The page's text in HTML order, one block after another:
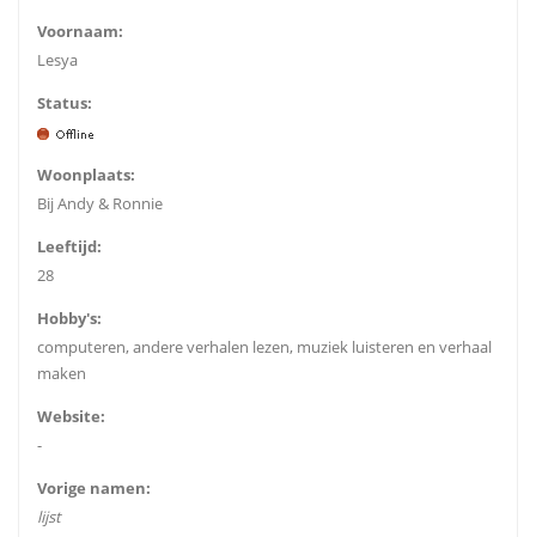
Voornaam:
Lesya
Status:
Woonplaats:
Bij Andy & Ronnie
Leeftijd:
28
Hobby's:
computeren, andere verhalen lezen, muziek luisteren en verhaal
maken
Website:
-
Vorige namen:
lijst